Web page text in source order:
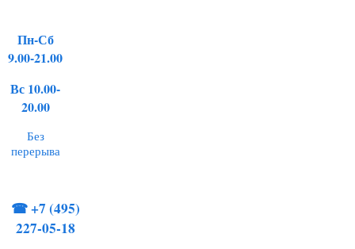
Пн-Сб
9.00-21.00
Вс 10.00-
20.00
Без
перерыва
☎+7 (495)
227-05-18